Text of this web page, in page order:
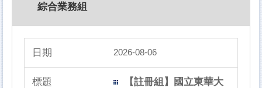
綜合業務組
2026-08-06
【註冊組】國立東華大